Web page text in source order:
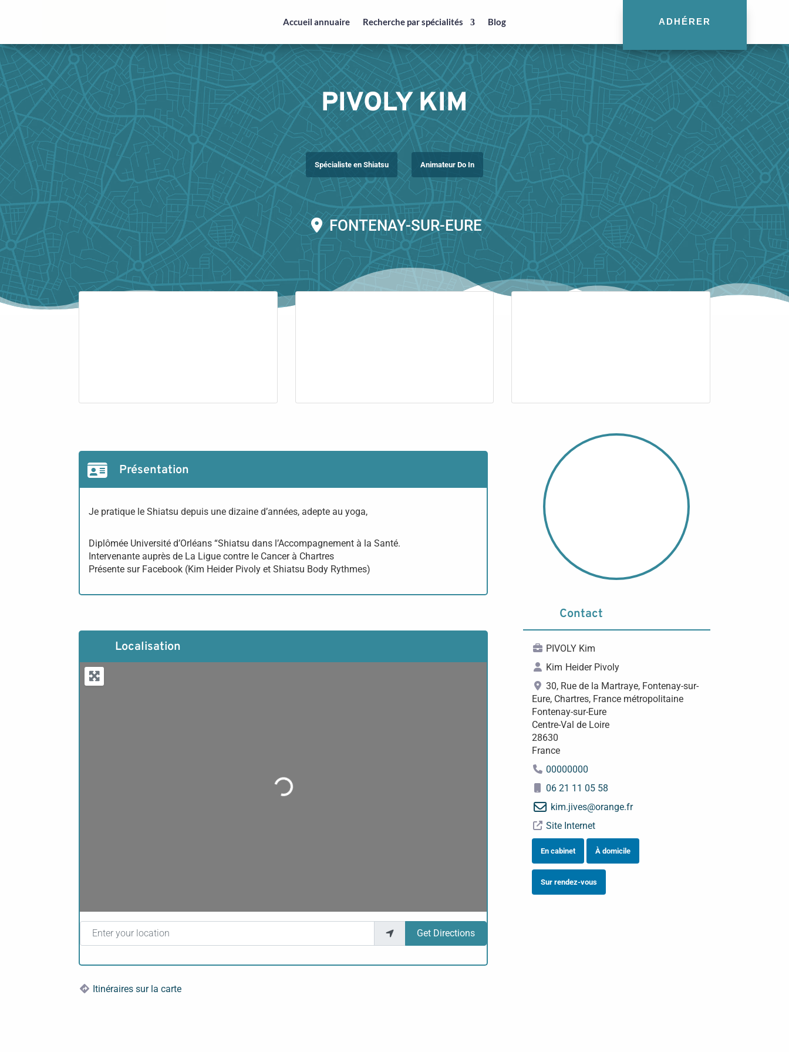
Accueil annuaire Recherche par spécialités Blog ADHÉRER
PIVOLY KIM
Spécialiste en Shiatsu Animateur Do In
FONTENAY-SUR-EURE
Présentation
Je pratique le Shiatsu depuis une dizaine d’années, adepte au yoga,
Diplômée Université d’Orléans “Shiatsu dans l’Accompagnement à la Santé.
Intervenante auprès de La Ligue contre le Cancer à Chartres
Présente sur Facebook (Kim Heider Pivoly et Shiatsu Body Rythmes)
Localisation
Loading...
Enter your location
Get Directions
Itinéraires sur la carte
Contact
PIVOLY Kim
Kim Heider Pivoly
30, Rue de la Martraye, Fontenay-sur-
Eure, Chartres, France métropolitaine
Fontenay-sur-Eure
Centre-Val de Loire
28630
France
00000000
06 21 11 05 58
kim.jives@orange.fr
Site Internet
En cabinet À domicile
Sur rendez-vous